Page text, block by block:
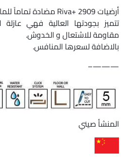
أرضيات Riva+ 2909 مضادة تماماً للماء.
تتميز بجودتها العالية فهي عازلة
مقاومة للاشتعال و الخدوش.
بالاضافة لسعرها المنافس.
———–
المنشأ صيني